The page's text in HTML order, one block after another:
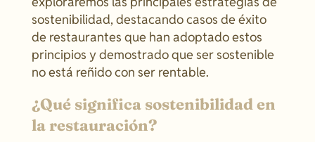
sostenibilidad, destacando casos de éxito
de restaurantes que han adoptado estos
principios y demostrado que ser sostenible
no está reñido con ser rentable.
¿Qué significa sostenibilidad en
la restauración?